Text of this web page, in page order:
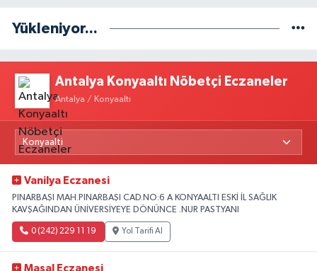
Yükleniyor...
Antalya Konyaaltı Nöbetçi Eczaneler
Antalya / Konyaaltı
Vanilya Eczanesi
PINARBAŞI MAH.PINARBAŞI CAD.NO:6 A KONYAALTI ESKİ İL SAĞLIK
KAVŞAĞINDAN ÜNİVERSİYEYE DÖNÜNCE .NUR PAST.YANI
0 (242) 229 11 19 Yol Tarifi Al
Masal Eczanesi